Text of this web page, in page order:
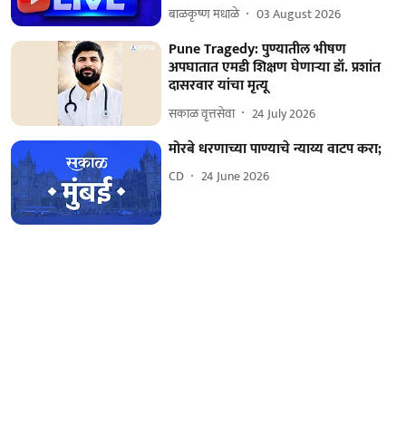
बाळकृष्ण मधाळे 03 August 2026
Pune Tragedy: पुण्यातील भीषण
अपघातात एमडी शिक्षण घेणाऱ्या डॉ. प्रशांत
दासरवार यांचा मृत्यू
सकाळ वृत्तसेवा 24 July 2026
मोरबे धरणाच्या पाण्याचे न्याय्य वाटप करा;
CD 24 June 2026